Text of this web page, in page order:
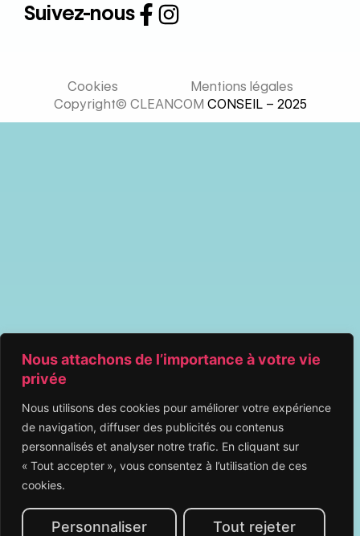
Nous attachons de l’importance à votre vie
privée
Nous utilisons des cookies pour améliorer votre expérience
de navigation, diffuser des publicités ou contenus
personnalisés et analyser notre trafic. En cliquant sur
« Tout accepter », vous consentez à l’utilisation de ces
cookies.
Personnaliser Tout rejeter
Suivez-nous
Cookies
Mentions légales
Copyright© CLEANCOM CONSEIL – 2025